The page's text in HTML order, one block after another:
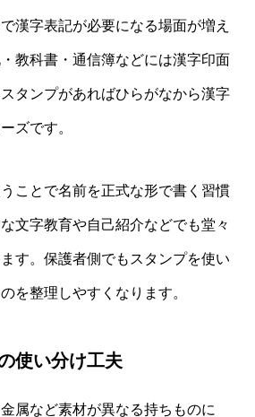
漢字表記が必要になる場面が増え
教科書・通信簿などには漢字印面
タンプがあればひらがなから漢字
ズです。
ことで名前を正式な形で書く習慣
文字教育や自己紹介などでも堂々
す。保護者側でもスタンプを使い
を整理しやすくなります。
使い分け工夫
属など素材が異なる持ちものに